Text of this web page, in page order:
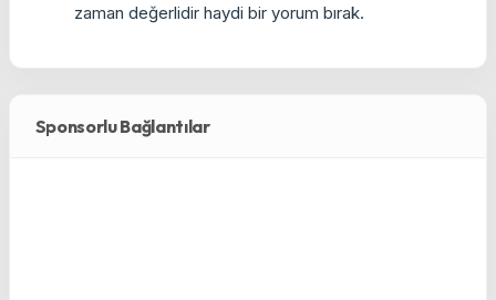
zaman değerlidir haydi bir yorum bırak.
Sponsorlu Bağlantılar